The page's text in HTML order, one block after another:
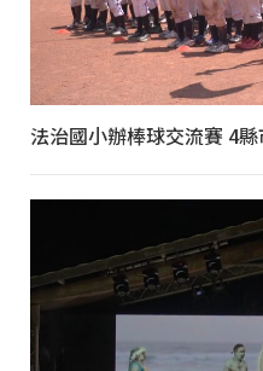
法治國小辦棒球交流賽 4